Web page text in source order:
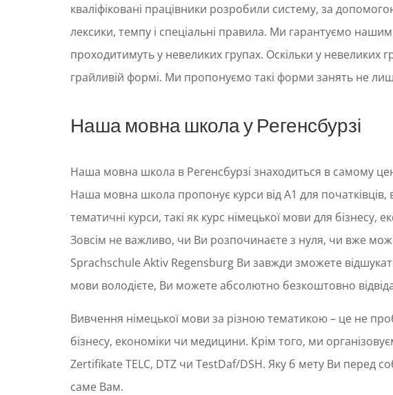
кваліфіковані працівники розробили систему, за
лексики, темпу і спеціальні правила. Ми гарантуємо
проходитимуть у невеликих групах. Оскільки у невеликих
грайливій формі. Ми пропонуємо такі форми занять не
Наша мовна школа у Регенсбурзі
Наша мовна школа в Регенсбурзі знаходиться в самому
Наша мовна школа пропонує курси від A1 для
тематичні курси, такі як курс німецької мови для бізнесу,
Зовсім не важливо, чи Ви розпочинаєте з нуля, чи вже
Sprachschule Aktiv Regensburg Ви завжди зможете
мови володієте, Ви можете абсолютно безкоштовно
Вивчення німецької мови за різною тематикою – це не
бізнесу, економіки чи медицини. Крім того, ми
Zertifikate TELC, DTZ чи TestDaf/DSH. Яку б мету Ви перед
саме Вам.